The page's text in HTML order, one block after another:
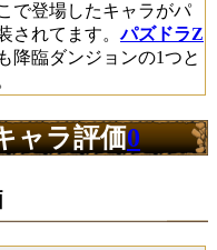
で登場したキャラがパ
されてます。パズドラZ
も降臨ダンジョンの1つと
ャラ評価0